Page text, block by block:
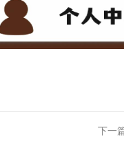
下一